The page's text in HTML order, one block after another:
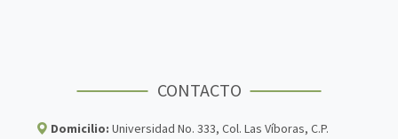
CONTACTO
Domicilio: Universidad No. 333, Col. Las Víboras, C.P.